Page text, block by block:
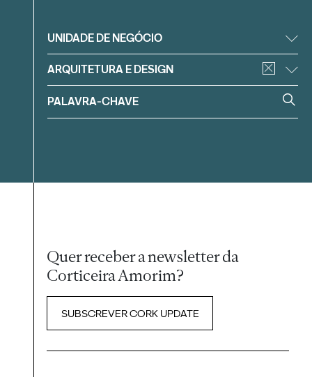
Filtrar
UNIDADE DE NEGÓCIO
ARQUITETURA E DESIGN
Quer receber a newsletter da
Corticeira Amorim?
SUBSCREVER CORK UPDATE